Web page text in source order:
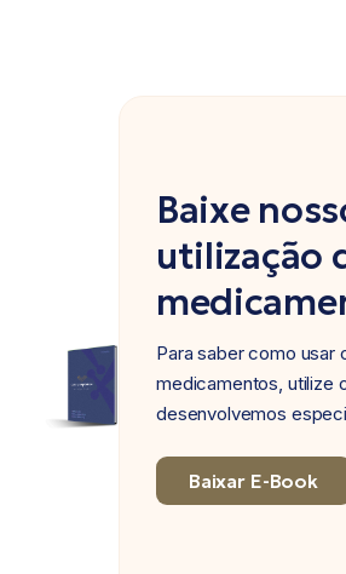
Baixe
utilização
Para saber como usar
medicamentos, utilize
desenvolvemos
Baixar E-Book